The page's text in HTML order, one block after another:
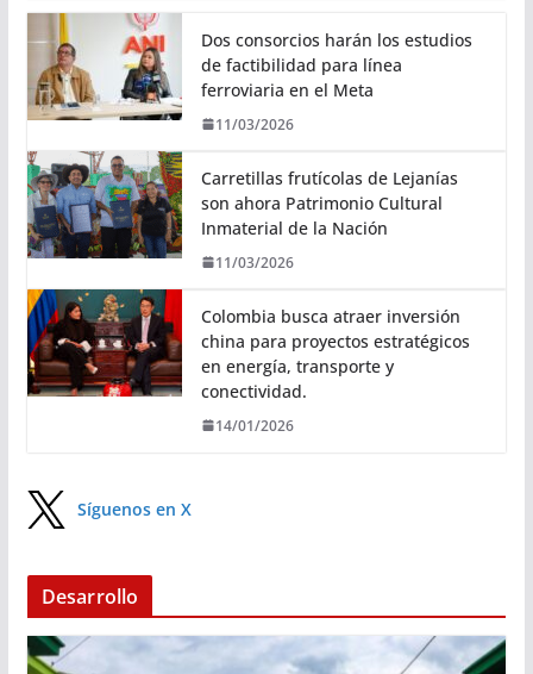
Dos consorcios harán los estudios
de factibilidad para línea
ferroviaria en el Meta
11/03/2026
Carretillas frutícolas de Lejanías
son ahora Patrimonio Cultural
Inmaterial de la Nación
11/03/2026
Colombia busca atraer inversión
china para proyectos estratégicos
en energía, transporte y
conectividad.
14/01/2026
Síguenos en X
Desarrollo